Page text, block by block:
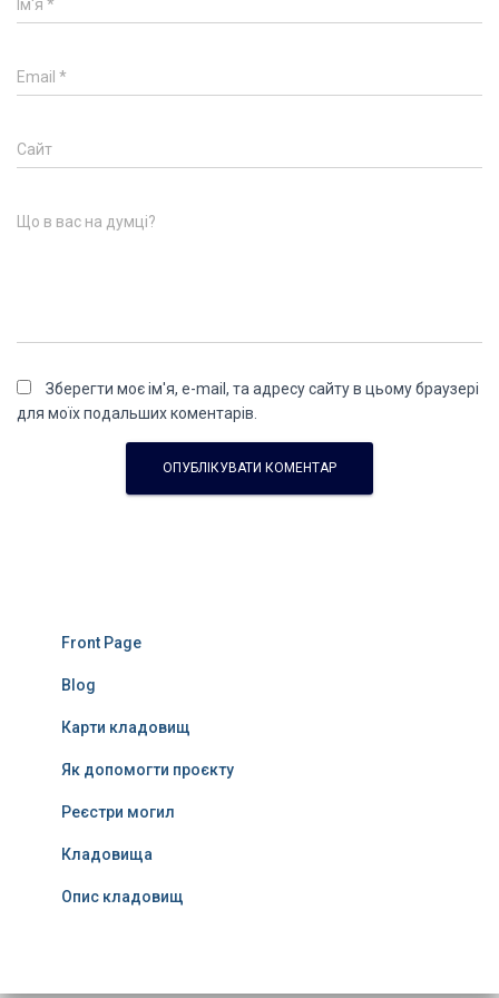
Ім'я *
Email *
Сайт
Що в вас на думці?
Зберегти моє ім'я, e-mail, та адресу сайту в цьому браузері
для моїх подальших коментарів.
Front Page
Blog
Карти кладовищ
Як допомогти проєкту
Реєстри могил
Кладовища
Опис кладовищ